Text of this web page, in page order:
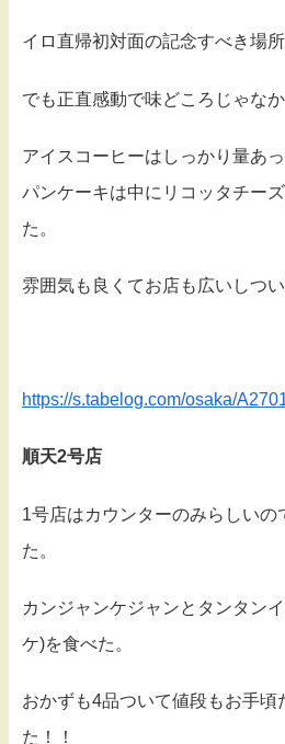
イロ直帰初対面の記念すべき場所
でも正直感動で味どころじゃな
アイスコーヒーはしっかり量あ
パンケーキは中にリコッタチー
た。
雰囲気も良くてお店も広いしつい
https://s.tabelog.com/osaka/
順天2号店
1号店はカウンターのみらしいの
た。
カンジャンケジャンとタンタン
ケ)を食べた。
おかずも4品ついて値段もお手頃
た！！